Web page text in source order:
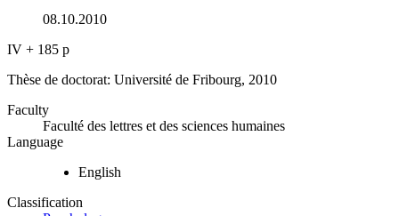
08.10.2010
IV + 185 p
Thèse de doctorat: Université de Fribourg, 2010
Faculty
Faculté des lettres et des sciences humaines
Language
English
Classification